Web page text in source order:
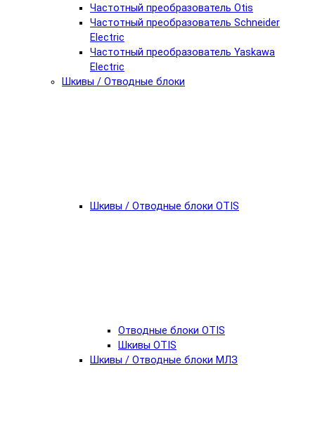
Частотный преобразователь Otis
Частотный преобразователь Schneider
Electric
Частотный преобразователь Yaskawa
Electric
Шкивы / Отводные блоки
Шкивы / Отводные блоки OTIS
Отводные блоки OTIS
Шкивы OTIS
Шкивы / Отводные блоки МЛЗ